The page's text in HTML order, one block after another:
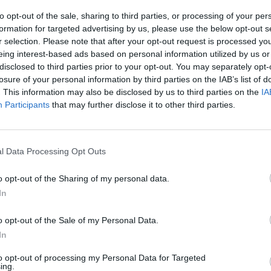
opt-out of the sale, sharing to third parties, or processing of your
for targeted advertising by us, please use the below opt-out
selection. Please note that after your opt-out request is processed
interest-based ads based on personal information utilized by us
to third parties prior to your opt-out. You may separately
of your personal information by third parties on the IAB’s list of
This information may also be disclosed by us to third parties on the
Participants that may further disclose it to other third parties.
Data Processing Opt Outs
opt-out of the Sharing of my personal data.
opt-out of the Sale of my Personal Data.
opt-out of processing my Personal Data for Targeted
contro laRoma in Serie A (2V, 2N), contro
più sconfitte nel torneo (a quota 10 anche
potrebbe pareggiare entrambe le prime due
in Serie A; più in generale, i toscani
i primi due match stagionali nel
dopo il 1990/91 (2V) e il 1982/83 (1V,
delle ultime otto partite tra tutte le
entrambe le gare nel 2025/26; i toscani
di fila in gare ufficiali dal periodo tra gennaio
tutte in Serie B).